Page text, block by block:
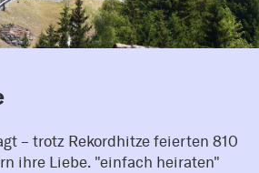
– trotz Rekordhitze feierten 810
ihre Liebe. "einfach heiraten"